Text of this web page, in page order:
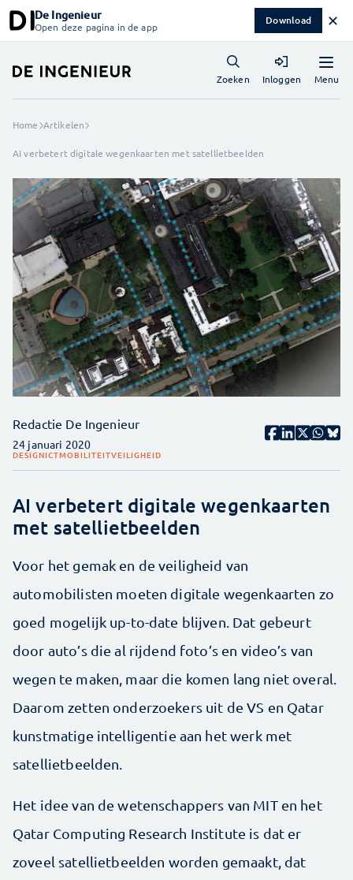
De Ingenieur
Open deze pagina in de app Download ✕
Menu
Zoeken Inloggen
Home Artikelen
AI verbetert digitale wegenkaarten met satellietbeelden
Redactie De Ingenieur
24 januari 2020
DESIGNICTMOBILITEITVEILIGHEID
AI verbetert digitale wegenkaarten
met satellietbeelden
Voor het gemak en de veiligheid van
automobilisten moeten digitale wegenkaarten zo
goed mogelijk up-to-date blijven. Dat gebeurt
door auto’s die al rijdend foto’s en video’s van
wegen te maken, maar die komen lang niet overal.
Daarom zetten onderzoekers uit de VS en Qatar
kunstmatige intelligentie aan het werk met
satellietbeelden.
Het idee van de wetenschappers van MIT en het
Qatar Computing Research Institute is dat er
zoveel satellietbeelden worden gemaakt, dat